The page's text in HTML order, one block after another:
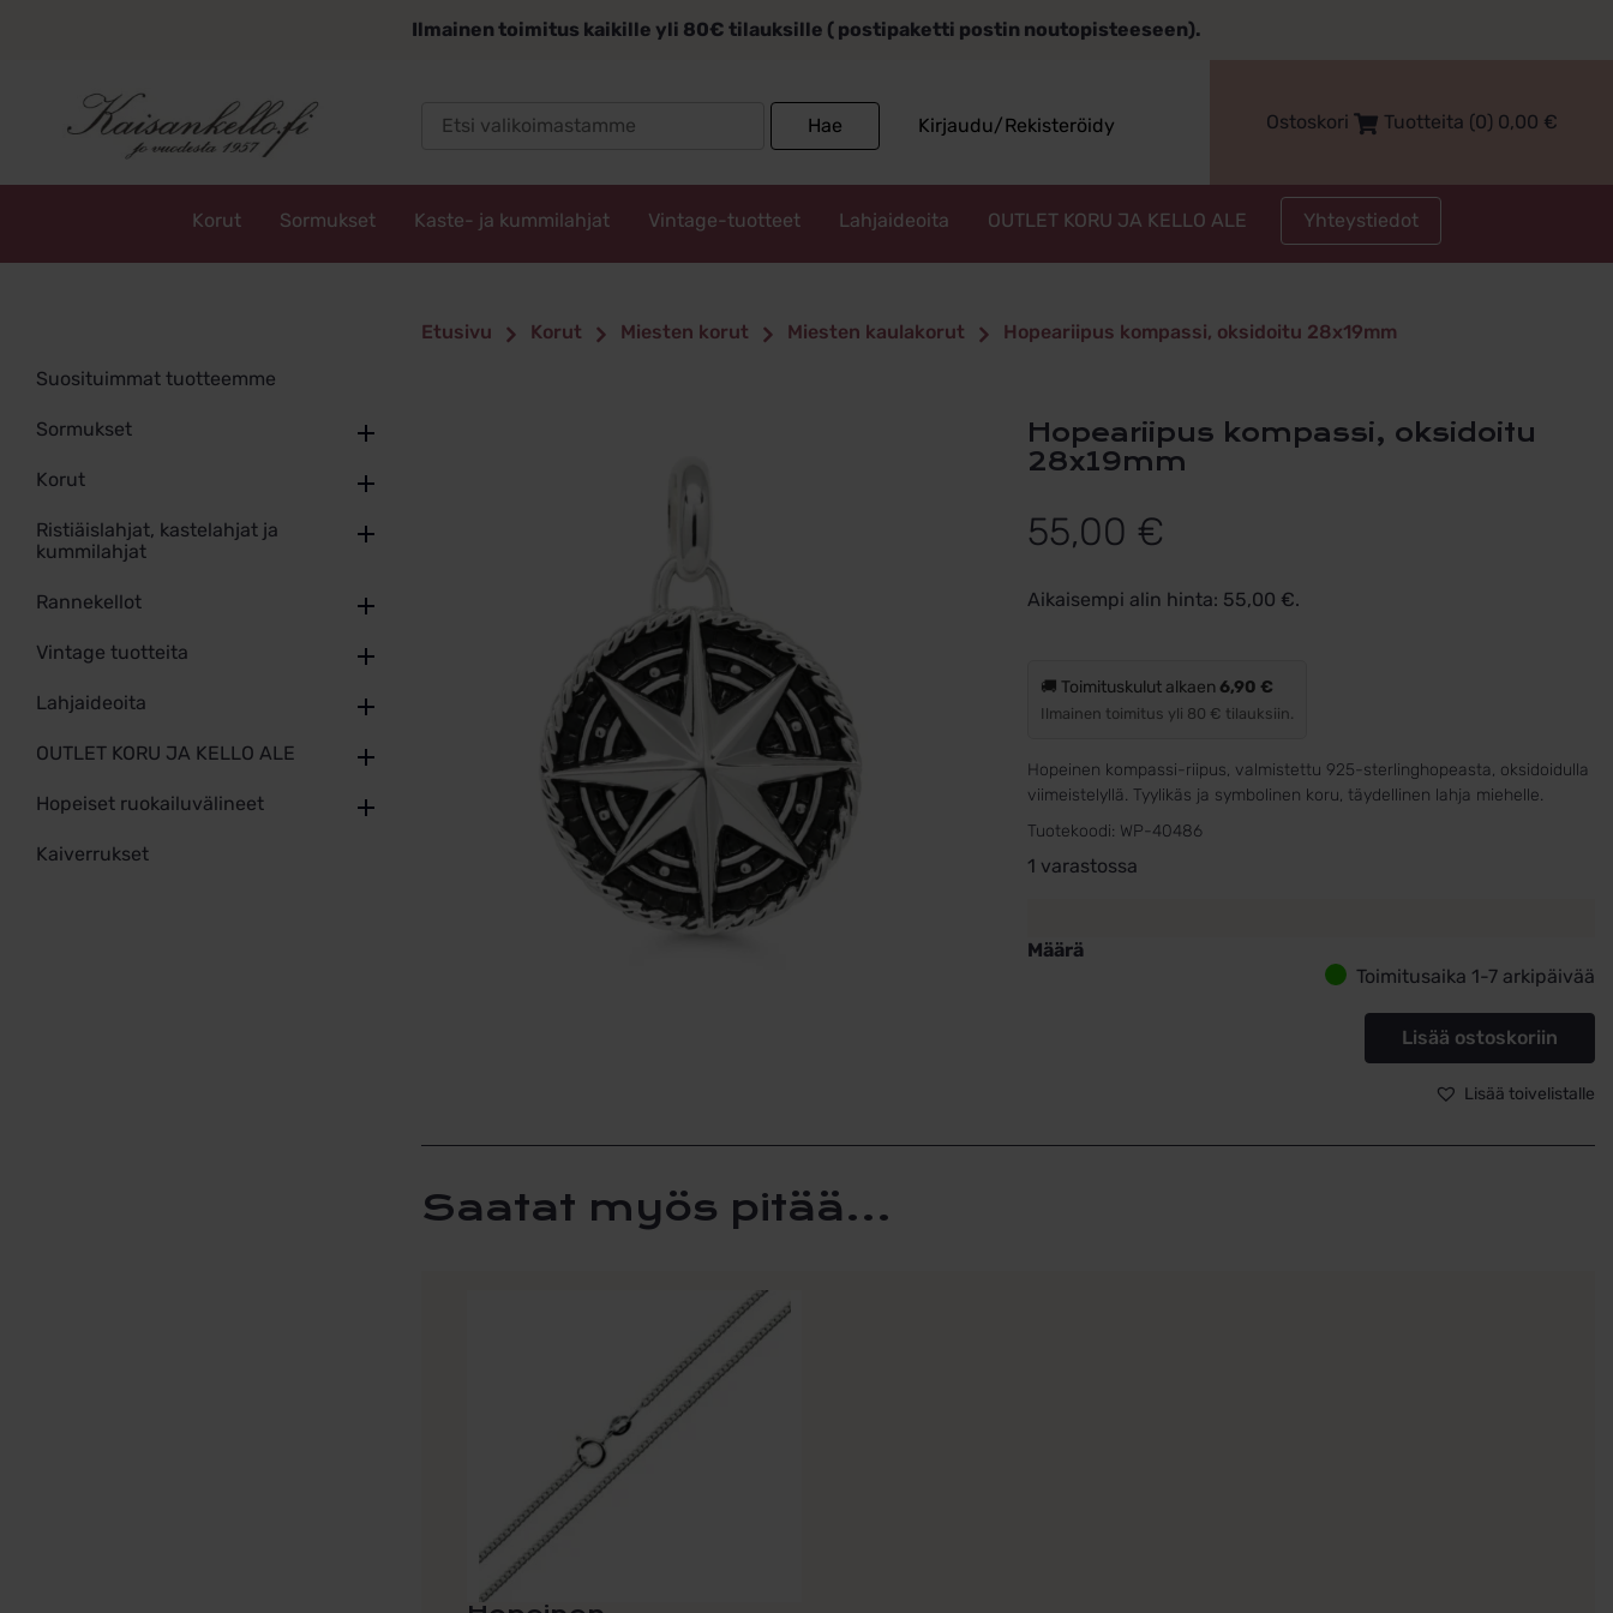
Ilmainen toimitus kaikille yli 80€ tilauksille ( postipaketti postin noutopisteeseen).
Hae Kirjaudu/Rekisteröidy Ostoskori Tuotteita (0) 0,00 €
Korut Sormukset Kaste- ja kummilahjat Vintage-tuotteet Lahjaideoita OUTLET KORU JA KELLO ALE Yhteystiedot
Suosituimmat tuotteemme
Sormukset
Korut
Ristiäislahjat, kastelahjat ja
kummilahjat
Rannekellot
Vintage tuotteita
Lahjaideoita
OUTLET KORU JA KELLO ALE
Hopeiset ruokailuvälineet
Kaiverrukset
Etusivu Korut Miesten korut Miesten kaulakorut Hopeariipus kompassi, oksidoitu 28x19mm
Hopeariipus kompassi, oksidoitu
28x19mm
55,00 €
Aikaisempi alin hinta: 55,00 €.
🚚 Toimituskulut alkaen6,90 €
Ilmainen toimitus yli 80 € tilauksiin.
Hopeinen kompassi-riipus, valmistettu 925-sterlinghopeasta, oksidoidulla
viimeistelyllä. Tyylikäs ja symbolinen koru, täydellinen lahja miehelle.
Tuotekoodi: WP-40486
1 varastossa
Määrä
Toimitusaika 1-7 arkipäivää
Lisää ostoskoriin
Lisää toivelistalle
Saatat myös pitää...
tuotteen
sivulla.